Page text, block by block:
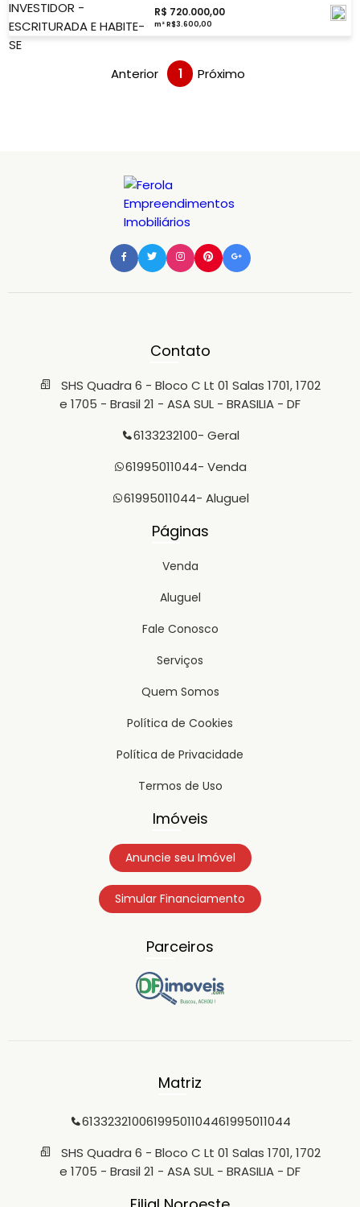
R$ 720.000,00
m² R$3.600,00
Anterior 1 Próximo
Contato
SHS Quadra 6 - Bloco C Lt 01 Salas 1701, 1702
e 1705 - Brasil 21 - ASA SUL - BRASILIA - DF
6133232100- Geral
61995011044- Venda
61995011044- Aluguel
Páginas
Venda
Aluguel
Fale Conosco
Serviços
Quem Somos
Política de Cookies
Política de Privacidade
Termos de Uso
Imóveis
Anuncie seu Imóvel
Simular Financiamento
Parceiros
Matriz
61332321006199501104461995011044
SHS Quadra 6 - Bloco C Lt 01 Salas 1701, 1702
e 1705 - Brasil 21 - ASA SUL - BRASILIA - DF